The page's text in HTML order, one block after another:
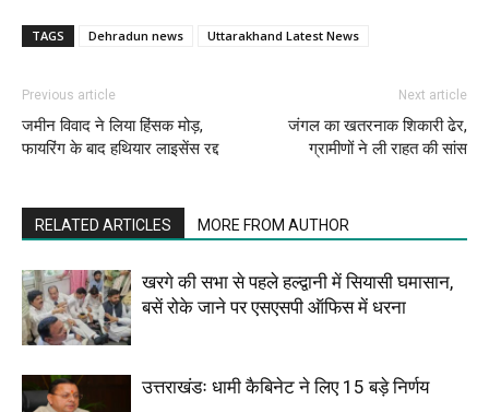
TAGS Dehradun news Uttarakhand Latest News
Previous article
जमीन विवाद ने लिया हिंसक मोड़,
फायरिंग के बाद हथियार लाइसेंस रद्द
Next article
जंगल का खतरनाक शिकारी ढेर,
ग्रामीणों ने ली राहत की सांस
RELATED ARTICLES MORE FROM AUTHOR
खरगे की सभा से पहले हल्द्वानी में सियासी घमासान,
बसें रोके जाने पर एसएसपी ऑफिस में धरना
उत्तराखंडः धामी कैबिनेट ने लिए 15 बड़े निर्णय